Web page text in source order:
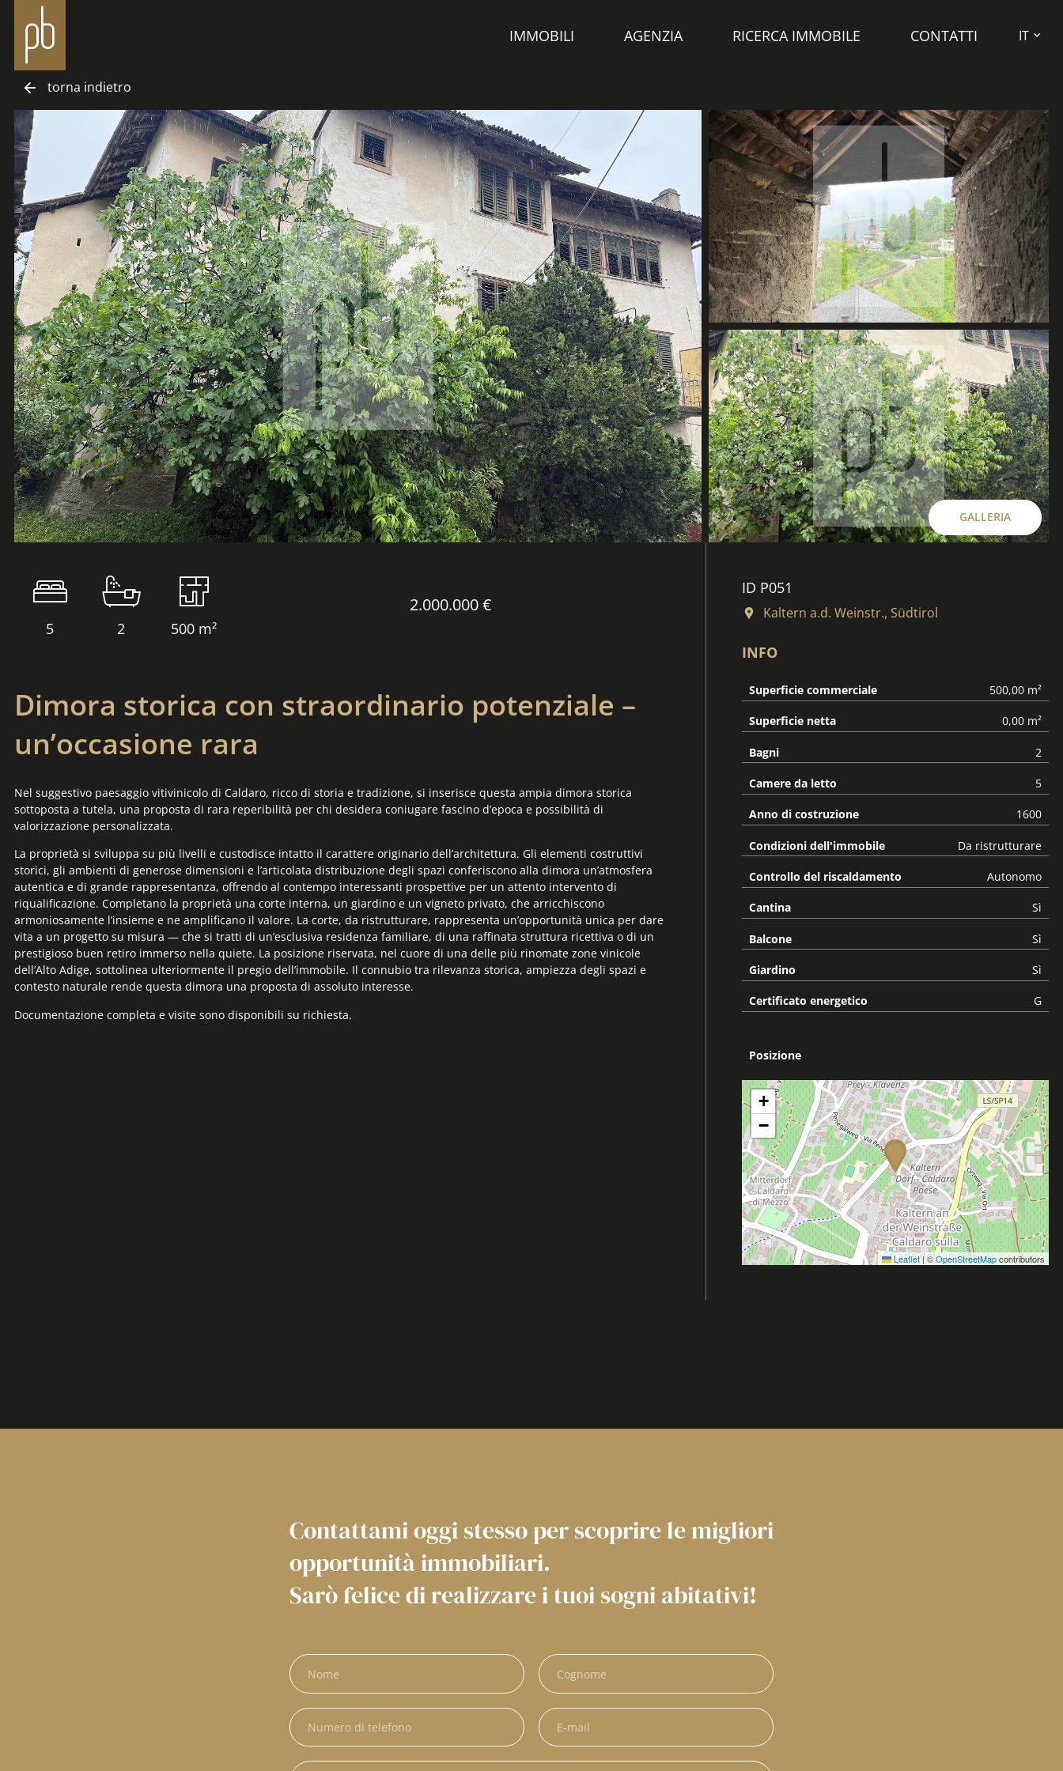
IMMOBILI AGENZIA RICERCA IMMOBILE CONTATTI IT
torna indietro
GALLERIA
5 2 500 m²
2.000.000 €
Dimora storica con straordinario potenziale –
un’occasione rara
Nel suggestivo paesaggio vitivinicolo di Caldaro, ricco di storia e tradizione, si inserisce questa ampia dimora storica
sottoposta a tutela, una proposta di rara reperibilità per chi desidera coniugare fascino d’epoca e possibilità di
valorizzazione personalizzata.
La proprietà si sviluppa su più livelli e custodisce intatto il carattere originario dell’architettura. Gli elementi costruttivi
storici, gli ambienti di generose dimensioni e l’articolata distribuzione degli spazi conferiscono alla dimora un’atmosfera
autentica e di grande rappresentanza, offrendo al contempo interessanti prospettive per un attento intervento di
riqualificazione. Completano la proprietà una corte interna, un giardino e un vigneto privato, che arricchiscono
armoniosamente l’insieme e ne amplificano il valore. La corte, da ristrutturare, rappresenta un’opportunità unica per dare
vita a un progetto su misura — che si tratti di un’esclusiva residenza familiare, di una raffinata struttura ricettiva o di un
prestigioso buen retiro immerso nella quiete. La posizione riservata, nel cuore di una delle più rinomate zone vinicole
dell’Alto Adige, sottolinea ulteriormente il pregio dell’immobile. Il connubio tra rilevanza storica, ampiezza degli spazi e
contesto naturale rende questa dimora una proposta di assoluto interesse.
Documentazione completa e visite sono disponibili su richiesta.
ID P051
Kaltern a.d. Weinstr., Südtirol
INFO
Superficie commerciale 500,00 m²
Superficie netta 0,00 m²
Bagni 2
Camere da letto 5
Anno di costruzione 1600
Condizioni dell'immobile Da ristrutturare
Controllo del riscaldamento Autonomo
Cantina Sì
Balcone Sì
Giardino Sì
Certificato energetico G
Posizione
+
−
Leaflet|©OpenStreetMapcontributors
Contattami oggi stesso per scoprire le migliori
opportunità immobiliari.
Sarò felice di realizzare i tuoi sogni abitativi!